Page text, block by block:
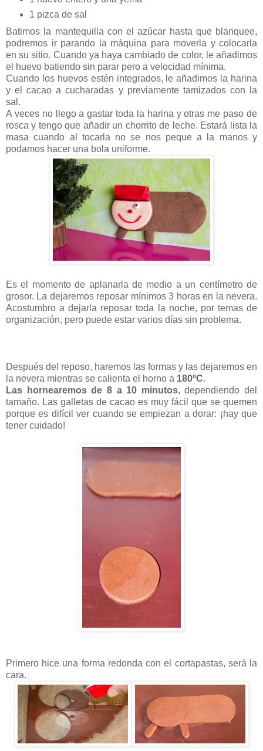
1 pizca de sal
Batimos la mantequilla con el azúcar hasta que blanquee,
podremos ir parando la máquina para moverla y colocarla
en su sitio. Cuando ya haya cambiado de color, le añadimos
el huevo batiendo sin parar pero a velocidad mínima.
Cuando los huevos estén integrados, le añadimos la harina
y el cacao a cucharadas y previamente tamizados con la
sal.
A veces no llego a gastar toda la harina y otras me paso de
rosca y tengo que añadir un chorrito de leche. Estará lista la
masa cuando al tocarla no se nos peque a la manos y
podamos hacer una bola uniforme.
Es el momento de aplanarla de medio a un centímetro de
grosor. La dejaremos reposar mínimos 3 horas en la nevera.
Acostumbro a dejarla reposar toda la noche, por temas de
organización, pero puede estar varios días sin problema.
Después del reposo, haremos las formas y las dejaremos en
la nevera mientras se calienta el horno a 180ºC.
Las hornearemos de 8 a10 minutos, dependiendo del
tamaño. Las galletas de cacao es muy fácil que se quemen
porque es difícil ver cuando se empiezan a dorar: ¡hay que
tener cuidado!
Primero hice una forma redonda con el cortapastas, será la
cara.